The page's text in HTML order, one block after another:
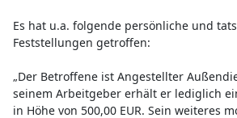
Es hat u.a. folgende persönliche und
Feststellungen getroffen:
„Der Betroffene ist Angestellter
seinem Arbeitgeber erhält er lediglich
in Höhe von 500,00 EUR. Sein weiteres